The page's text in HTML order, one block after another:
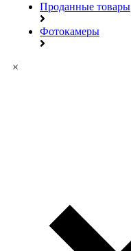
Проданные товары
Фотокамеры
×